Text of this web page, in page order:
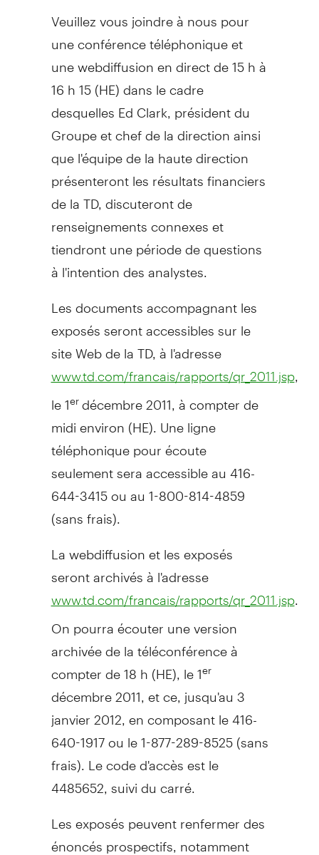
Veuillez vous joindre à nous pour
une conférence téléphonique et
une webdiffusion en direct de 15 h à
16 h 15 (HE) dans le cadre
desquelles Ed Clark, président du
Groupe et chef de la direction ainsi
que l'équipe de la haute direction
présenteront les résultats financiers
de la TD, discuteront de
renseignements connexes et
tiendront une période de questions
à l'intention des analystes.
Les documents accompagnant les
exposés seront accessibles sur le
site Web de la TD, à l'adresse
www.td.com/francais/rapports/qr_2011.jsp,
le 1erdécembre 2011, à compter de
midi environ (HE). Une ligne
téléphonique pour écoute
seulement sera accessible au 416-
644-3415 ou au 1-800-814-4859
(sans frais).
La webdiffusion et les exposés
seront archivés à l'adresse
www.td.com/francais/rapports/qr_2011.jsp.
On pourra écouter une version
archivée de la téléconférence à
compter de 18 h (HE), le 1er
décembre 2011, et ce, jusqu'au 3
janvier 2012, en composant le 416-
640-1917 ou le 1-877-289-8525 (sans
frais). Le code d'accès est le
4485652, suivi du carré.
Les exposés peuvent renfermer des
énoncés prospectifs, notamment